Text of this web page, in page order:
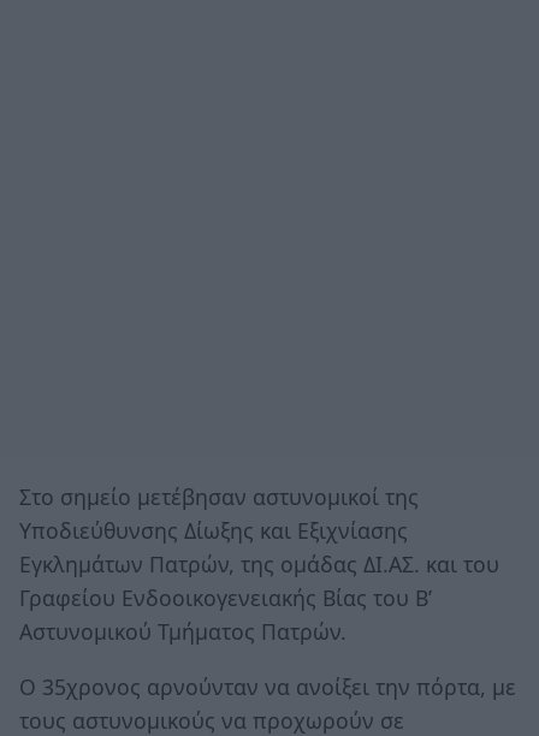
Στο σημείο μετέβησαν αστυνομικοί της
Υποδιεύθυνσης Δίωξης και Εξιχνίασης
Εγκλημάτων Πατρών, της ομάδας ΔΙ.ΑΣ. και του
Γραφείου Ενδοοικογενειακής Βίας του Β’
Αστυνομικού Τμήματος Πατρών.
Ο 35χρονος αρνούνταν να ανοίξει την πόρτα, με
τους αστυνομικούς να προχωρούν σε